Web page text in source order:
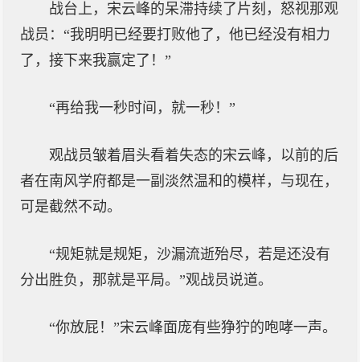
战台上，宋云峰的呆滞持续了片刻，怒视那观
战员：“我明明已经要打败他了，他已经没有相力
了，接下来我赢定了！”
“再给我一秒时间，就一秒！”
观战员皱着眉头看着失态的宋云峰，以前的后
者在南风学府都是一副淡然温和的模样，与现在，
可是截然不动。
“规矩就是规矩，沙漏流逝殆尽，若是还没有
分出胜负，那就是平局。”观战员说道。
“你放屁！”宋云峰面庞有些狰狞的咆哮一声。